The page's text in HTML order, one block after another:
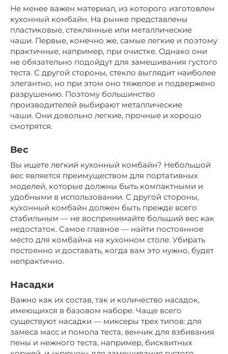
Не менее важен материал, из которого изготовлен
кухонный комбайн. На рынке представлены
пластиковые, стеклянные или металлические
чаши. Первые, конечно же, самые легкие и поэтому
практичные, например, при очистке. Однако они
не обязательно подойдут для замешивания густого
теста. С другой стороны, стекло выглядит наиболее
элегантно, но при этом оно тяжелое и подвержено
разрушению. Поэтому большинство
производителей выбирают металлические
чаши. Они довольно легкие, прочные и хорошо
смотрятся.
Вес
Вы ищете легкий кухонный комбайн? Небольшой
вес является преимуществом для портативных
моделей, которые должны быть компактными и
удобными в использовании. С другой стороны,
кухонный комбайн должен быть прежде всего
стабильным — не воспринимайте больший вес как
недостаток. Самое главное — найти постоянное
место для комбайна на кухонном столе. Убирать
постоянно и доставать, когда вам это нужно, будет
непрактично.
Насадки
Важно как их состав, так и количество насадок,
имеющихся в базовом наборе. Чаще всего
существуют насадки — миксеры трех типов: для
замеса масс и помола теста, венчик для взбивания
пены и нежного теста, например, бисквитных